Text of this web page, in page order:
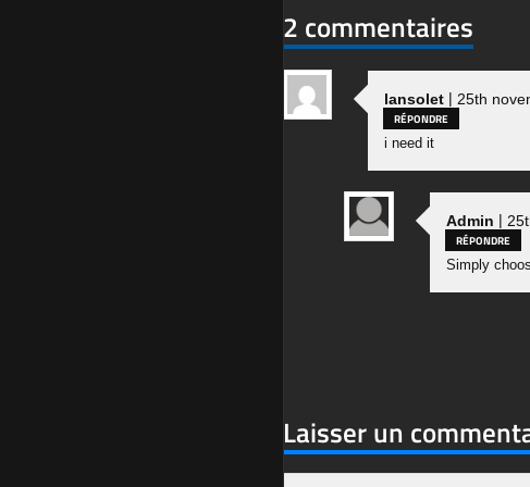
2 commentaires
lansolet | 25th
RÉPONDRE
i need it
Admin |
RÉPONDRE
Simply
Laisser un